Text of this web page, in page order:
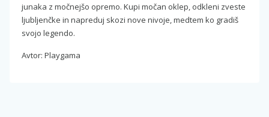
junaka z močnejšo opremo. Kupi močan oklep, odkleni zveste
ljubljenčke in napreduj skozi nove nivoje, medtem ko gradiš
svojo legendo.
Avtor: Playgama